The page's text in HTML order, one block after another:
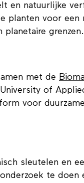
worden
en natuurlijke
planten voor een
met de
of
voor
sleutelen en